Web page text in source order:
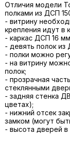
Отличия модели
полками из ДСП
- витрину
крепления идут в
- каркас ДСП 16
- девять полок из
- полки можно
- на витрину
полок;
- прозрачная
стеклянными
- задняя стенка
цветах);
- нижний отсек
замком (могут
- высота дверей